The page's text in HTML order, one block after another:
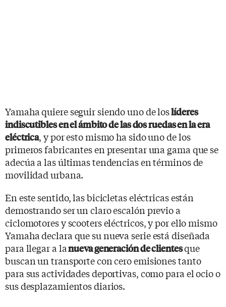
Yamaha quiere seguir siendo uno de loslíderes
indiscutibles en el ámbito de las dos ruedas en la era
eléctrica, y por esto mismo ha sido uno de los
primeros fabricantes en presentar una gama que se
adecúa a las últimas tendencias en términos de
movilidad urbana.
En este sentido, las bicicletas eléctricas están
demostrando ser un claro escalón previo a
ciclomotores y scooters eléctricos, y por ello mismo
Yamaha declara que su nueva serie está diseñada
para llegar a lanueva generación de clientesque
buscan un transporte con cero emisiones tanto
para sus actividades deportivas, como para el ocio o
sus desplazamientos diarios.